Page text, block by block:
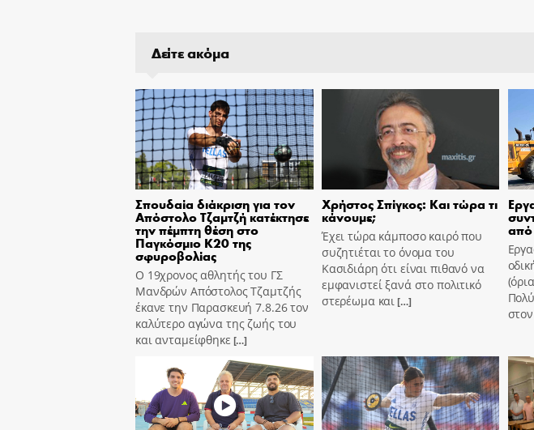
Δείτε ακόμα
Σπουδαία διάκριση για τον
Απόστολο Τζαμτζή κατέκτησε
την πέμπτη θέση στο
Παγκόσμιο Κ20 της
σφυροβολίας
Ο 19χρονος αθλητής του ΓΣ
Μανδρών Απόστολος Τζαμτζής
έκανε την Παρασκευή 7.8.26 τον
καλύτερο αγώνα της ζωής του
και ανταμείφθηκε […]
Χρήστος Σπίγκος: Και τώρα τι
κάνουμε;
Έχει τώρα κάμποσο καιρό που
συζητιέται το όνομα του
Κασιδιάρη ότι είναι πιθανό να
εμφανιστεί ξανά στο πολιτικό
στερέωμα και […]
από
στον